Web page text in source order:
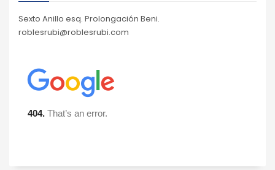
Sexto Anillo esq. Prolongación Beni.
roblesrubi@roblesrubi.com